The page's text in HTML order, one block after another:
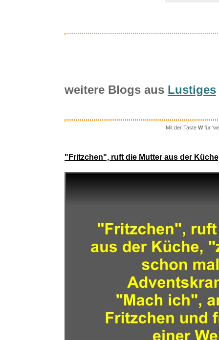
Extreme
weitere Blogs aus Lustiges
Mit der Taste Wfür
"Fritzchen", ruft die Mutter aus der